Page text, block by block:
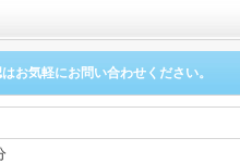
お気軽にお問い合わせください。